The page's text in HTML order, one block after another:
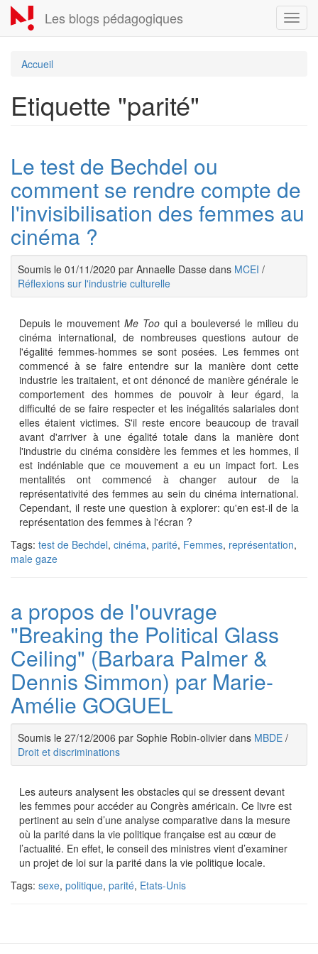
Aller
au
contenu
Les blogs pédagogiques
Accueil
Etiquette "parité"
Le test de Bechdel ou
comment se rendre compte de
l'invisibilisation des femmes au
cinéma ?
Soumis le 01/11/2020 par Annaelle Dasse dans MCEI /
Réflexions sur l'industrie culturelle
Depuis le mouvement Me Tooqui a bouleversé le milieu du
cinéma international, de nombreuses questions autour de
l'égalité femmes-hommes se sont posées. Les femmes ont
commencé à se faire entendre sur la manière dont cette
industrie les traitaient, et ont dénoncé de manière générale le
comportement des hommes de pouvoir à leur égard, la
difficulté de se faire respecter et les inégalités salariales dont
elles étaient victimes. S'il reste encore beaucoup de travail
avant d'arriver à une égalité totale dans la manière dont
l'industrie du cinéma considère les femmes et les hommes, il
est indéniable que ce mouvement a eu un impact fort. Les
mentalités ont commencé à changer autour de la
représentativité des femmes au sein du cinéma international.
Cependant, il reste une question à explorer: qu'en est-il de la
représentation des femmes à l'écran ?
Tags: test de Bechdel, cinéma, parité, Femmes, représentation,
male gaze
a propos de l'ouvrage
"Breaking the Political Glass
Ceiling" (Barbara Palmer &
Dennis Simmon) par Marie-
Amélie GOGUEL
Soumis le 27/12/2006 par Sophie Robin-olivier dans MBDE /
Droit et discriminations
Les auteurs analysent les obstacles qui se dressent devant
les femmes pour accéder au Congrès américain. Ce livre est
pertinent au sein d’une analyse comparative dans la mesure
où la parité dans la vie politique française est au cœur de
l’actualité. En effet, le conseil des ministres vient d’examiner
un projet de loi sur la parité dans la vie politique locale.
Tags: sexe, politique, parité, Etats-Unis